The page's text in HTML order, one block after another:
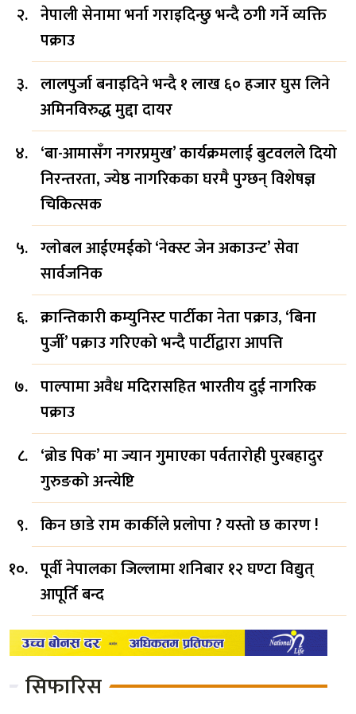
नेपाली सेनामा भर्ना गराइदिन्छु भन्दै ठगी गर्ने व्यक्ति
पक्राउ
लालपुर्जा बनाइदिने भन्दै १ लाख ६० हजार घुस लिने
अमिनविरुद्ध मुद्दा दायर
‘बा-आमासँग नगरप्रमुख’ कार्यक्रमलाई बुटवलले दियो
निरन्तरता, ज्येष्ठ नागरिकका घरमै पुग्छन् विशेषज्ञ
चिकित्सक
ग्लोबल आईएमईको ‘नेक्स्ट जेन अकाउन्ट’ सेवा
सार्वजनिक
क्रान्तिकारी कम्युनिस्ट पार्टीका नेता पक्राउ, ‘बिना
पुर्जी’ पक्राउ गरिएको भन्दै पार्टीद्वारा आपत्ति
पाल्पामा अवैध मदिरासहित भारतीय दुई नागरिक
पक्राउ
‘ब्रोड पिक’ मा ज्यान गुमाएका पर्वतारोही पुरबहादुर
गुरुङको अन्त्येष्टि
किन छाडे राम कार्कीले प्रलोपा ? यस्तो छ कारण !
पूर्वी नेपालका जिल्लामा शनिबार १२ घण्टा विद्युत्
आपूर्ति बन्द
सिफारिस